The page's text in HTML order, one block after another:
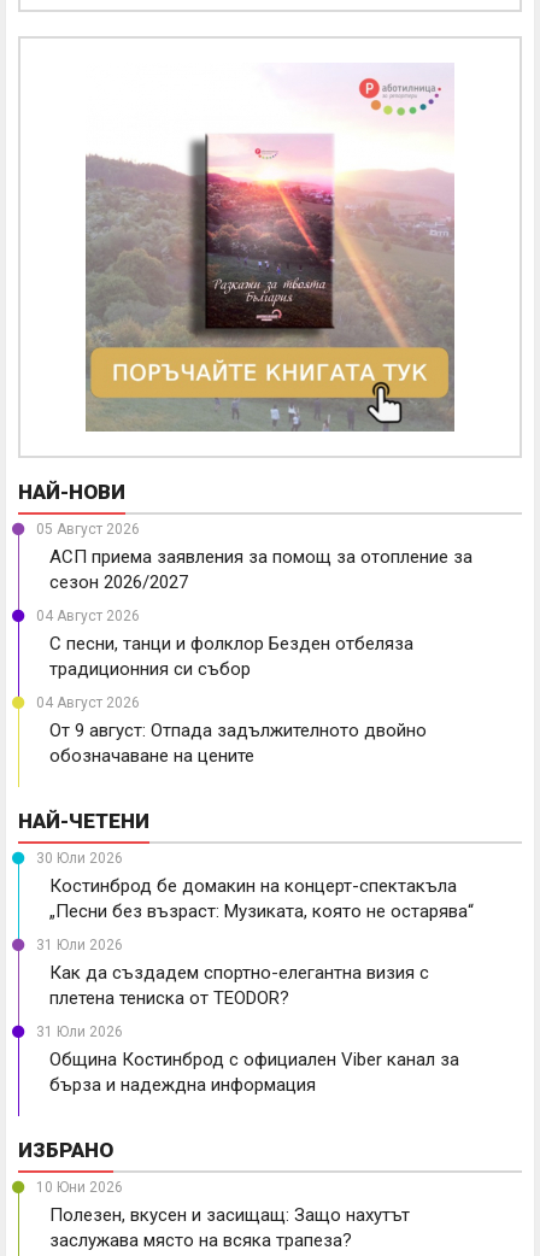
НАЙ-НОВИ
05 Август 2026
АСП приема заявления за помощ за отопление за
сезон 2026/2027
04 Август 2026
С песни, танци и фолклор Безден отбеляза
традиционния си събор
04 Август 2026
От 9 август: Отпада задължителното двойно
обозначаване на цените
НАЙ-ЧЕТЕНИ
30 Юли 2026
Костинброд бе домакин на концерт-спектакъла
„Песни без възраст: Музиката, която не остарява“
31 Юли 2026
Как да създадем спортно-елегантна визия с
плетена тениска от TEODOR?
31 Юли 2026
Община Костинброд с официален Viber канал за
бърза и надеждна информация
ИЗБРАНО
10 Юни 2026
Полезен, вкусен и засищащ: Защо нахутът
заслужава място на всяка трапеза?